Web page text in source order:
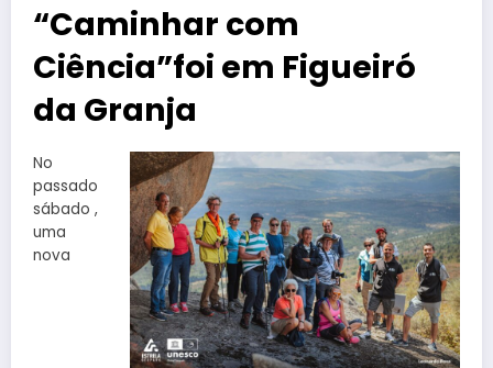
“Caminhar com
Ciência”foi em Figueiró
da Granja
No
passado
sábado ,
uma
nova